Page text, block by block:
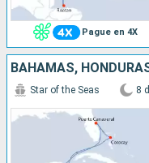
Pague en 4X
Star of the Seas 8 d